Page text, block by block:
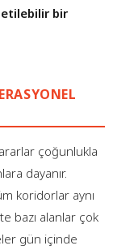
bir
çoğunlukla
dayanır.
koridorlar aynı
bazı alanlar çok
gün içinde